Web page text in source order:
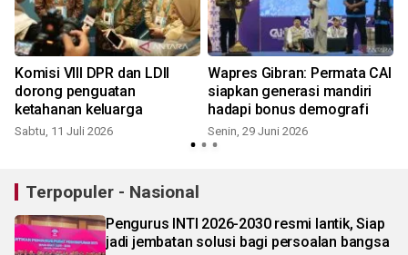
Komisi VIII DPR dan LDII
dorong penguatan
ketahanan keluarga
Sabtu, 11 Juli 2026
Wapres Gibran: Permata CAI
siapkan generasi mandiri
hadapi bonus demografi
Senin, 29 Juni 2026
Terpopuler - Nasional
Pengurus INTI 2026-2030 resmi lantik, Siap
jadi jembatan solusi bagi persoalan bangsa